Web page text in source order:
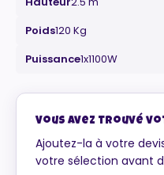
Poids120 Kg
Puissance1x1100W
Vous avez trouvé
Ajoutez-la à votre
votre sélection avant
Configurateur